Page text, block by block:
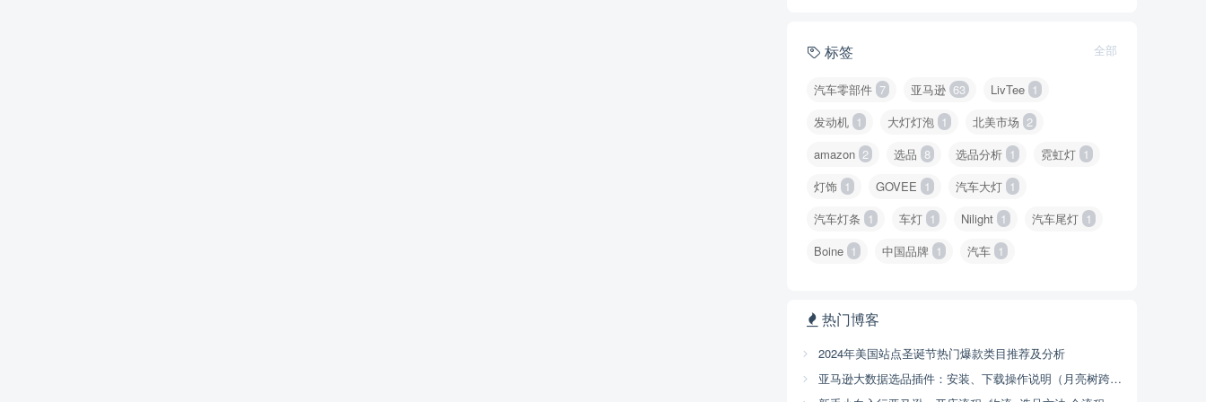
标签 全部
汽车零部件 7 亚马逊 63 LivTee 1
发动机 1 大灯灯泡 1 北美市场 2
amazon 2 选品 8 选品分析 1 霓虹灯 1
灯饰 1 GOVEE 1 汽车大灯 1
汽车灯条 1 车灯 1 Nilight 1 汽车尾灯 1
Boine 1 中国品牌 1 汽车 1
热门博客
2024年美国站点圣诞节热门爆款类目推荐及分析
亚马逊大数据选品插件：安装、下载操作说明（月亮树跨境）